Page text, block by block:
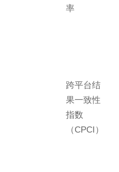
率
跨平台结
果一致性
指数
（CPCI）